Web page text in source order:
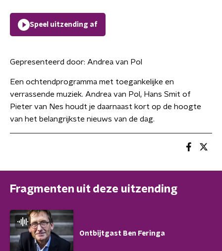
Speel uitzending af
Gepresenteerd door: Andrea van Pol
Een ochtendprogramma met toegankelijke en
verrassende muziek. Andrea van Pol, Hans Smit of
Pieter van Nes houdt je daarnaast kort op de hoogte
van het belangrijkste nieuws van de dag.
Fragmenten uit deze uitzending
Ontbijtgast Ben Feringa